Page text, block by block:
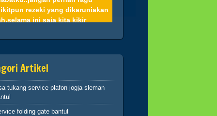
rezeki yang dikaruniakan
ini saja kita kikir
kita apalagi kita gemar
2
barang siapa berpaling dari
Ku maka baginya
yang
Artikel
tukang service plafon jogja sleman
folding gate bantul